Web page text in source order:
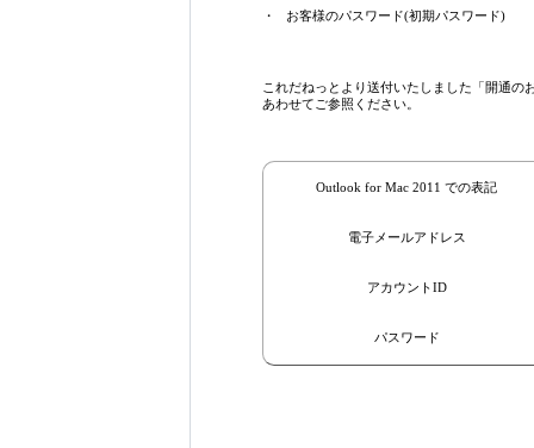
・
お客様のパスワード(初期パスワード)
これだねっとより送付いたしました「開通
あわせてご参照ください。
Outlook for Mac 2011 での表記
電子メールアドレス
アカウントID
パスワード